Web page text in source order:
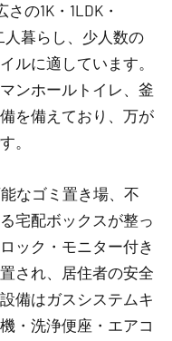
の1K・1LDK・
人暮らし、少人数の
ルに適しています。
ンホールトイレ、釜
を備えており、万が
。
なゴミ置き場、不
宅配ボックスが整っ
ック・モニター付き
され、居住者の安全
備はガスシステムキ
・洗浄便座・エアコ